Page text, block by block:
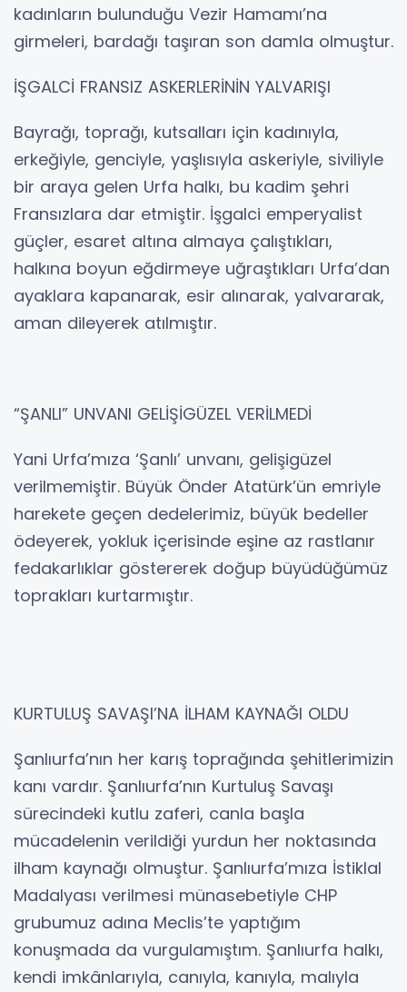
kadınların bulunduğu Vezir Hamamı’na
girmeleri, bardağı taşıran son damla olmuştur.
İŞGALCİ FRANSIZ ASKERLERİNİN YALVARIŞI
Bayrağı, toprağı, kutsalları için kadınıyla,
erkeğiyle, genciyle, yaşlısıyla askeriyle, siviliyle
bir araya gelen Urfa halkı, bu kadim şehri
Fransızlara dar etmiştir. İşgalci emperyalist
güçler, esaret altına almaya çalıştıkları,
halkına boyun eğdirmeye uğraştıkları Urfa’dan
ayaklara kapanarak, esir alınarak, yalvararak,
aman dileyerek atılmıştır.
“ŞANLI” UNVANI GELİŞİGÜZEL VERİLMEDİ
Yani Urfa’mıza ‘Şanlı’ unvanı, gelişigüzel
verilmemiştir. Büyük Önder Atatürk’ün emriyle
harekete geçen dedelerimiz, büyük bedeller
ödeyerek, yokluk içerisinde eşine az rastlanır
fedakarlıklar göstererek doğup büyüdüğümüz
toprakları kurtarmıştır.
KURTULUŞ SAVAŞI’NA İLHAM KAYNAĞI OLDU
Şanlıurfa’nın her karış toprağında şehitlerimizin
kanı vardır. Şanlıurfa’nın Kurtuluş Savaşı
sürecindeki kutlu zaferi, canla başla
mücadelenin verildiği yurdun her noktasında
ilham kaynağı olmuştur. Şanlıurfa’mıza İstiklal
Madalyası verilmesi münasebetiyle CHP
grubumuz adına Meclis’te yaptığım
konuşmada da vurgulamıştım. Şanlıurfa halkı,
kendi imkânlarıyla, canıyla, kanıyla, malıyla